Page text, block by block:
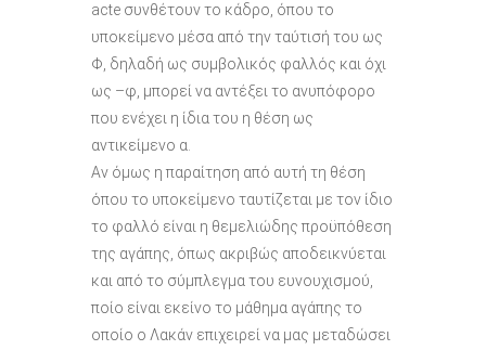
acte συνθέτουν το κάδρο, όπου το
υποκείμενο μέσα από την ταύτισή του ως
Φ, δηλαδή ως συμβολικός φαλλός και όχι
ως –φ, μπορεί να αντέξει το ανυπόφορο
που ενέχει η ίδια του η θέση ως
αντικείμενο α.
Αν όμως η παραίτηση από αυτή τη θέση
όπου το υποκείμενο ταυτίζεται με τον ίδιο
το φαλλό είναι η θεμελιώδης προϋπόθεση
της αγάπης, όπως ακριβώς αποδεικνύεται
και από το σύμπλεγμα του ευνουχισμού,
ποίο είναι εκείνο το μάθημα αγάπης το
οποίο ο Λακάν επιχειρεί να μας μεταδώσει